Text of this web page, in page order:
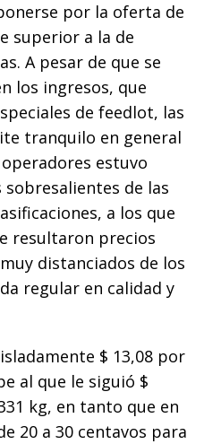
por la oferta de
superior a la de
A pesar de que se
los ingresos, que
de feedlot, las
tranquilo en general
estuvo
de las
a los que
resultaron precios
distanciados de los
regular en calidad y
$ 13,08 por
al que le siguió $
kg, en tanto que en
20 a 30 centavos para